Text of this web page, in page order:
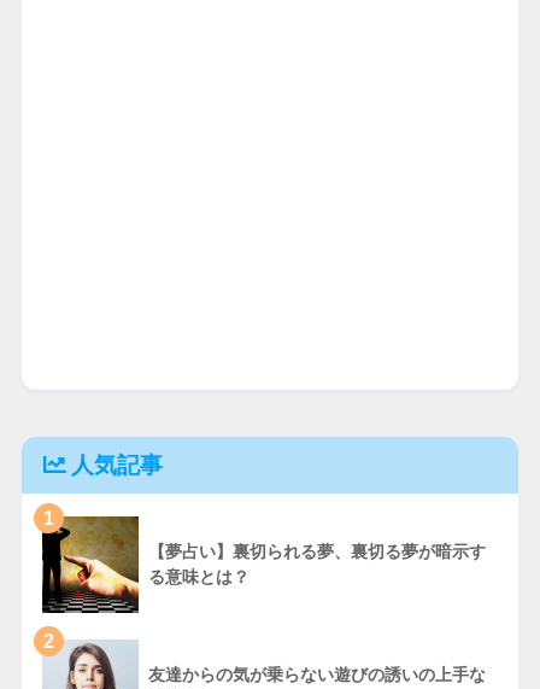
人気記事
1
【夢占い】裏切られる夢、裏切る夢が暗示す
る意味とは？
2
友達からの気が乗らない遊びの誘いの上手な